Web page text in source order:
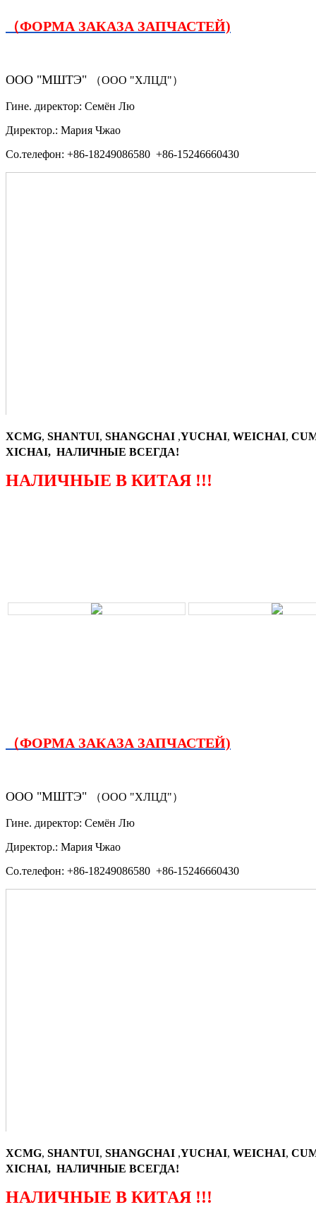
（ФОРМА ЗАКАЗА ЗАПЧАСТЕЙ)
ООО "МШТЭ" （ООО "ХЛЦД"）
Гине. директор: Семён Лю
Директор.: Мария Чжао
Со.телефон: +86-18249086580 +86-15246660430
XCMG, SHANTUI, SHANGCHAI ,YUCHAI, WEICHAI,
XICHAI, НАЛИЧНЫЕ ВСЕГДА!
НАЛИЧНЫЕ В КИТАЯ !!!
（ФОРМА ЗАКАЗА ЗАПЧАСТЕЙ)
ООО "МШТЭ" （ООО "ХЛЦД"）
Гине. директор: Семён Лю
Директор.: Мария Чжао
Со.телефон: +86-18249086580 +86-15246660430
XCMG, SHANTUI, SHANGCHAI ,YUCHAI, WEICHAI,
XICHAI, НАЛИЧНЫЕ ВСЕГДА!
НАЛИЧНЫЕ В КИТАЯ !!!